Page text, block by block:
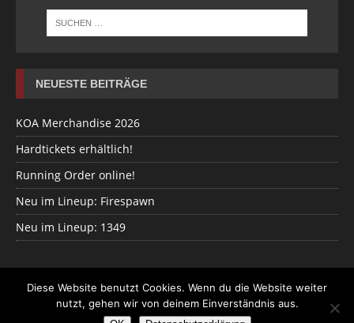
NEUESTE BEITRÄGE
KOA Merchandise 2026
Hardtickets erhältlich!
Running Order online!
Neu im Lineup: Firespawn
Neu im Lineup: 1349
Design und Programmierung:Eclipse New Media
Diese Website benutzt Cookies. Wenn du die Website weiter
nutzt, gehen wir von deinem Einverständnis aus.